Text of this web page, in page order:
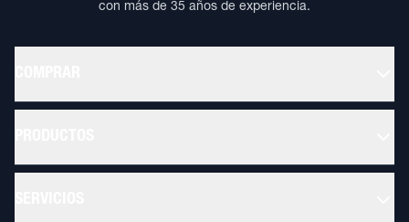
con más de 35 años de experiencia.